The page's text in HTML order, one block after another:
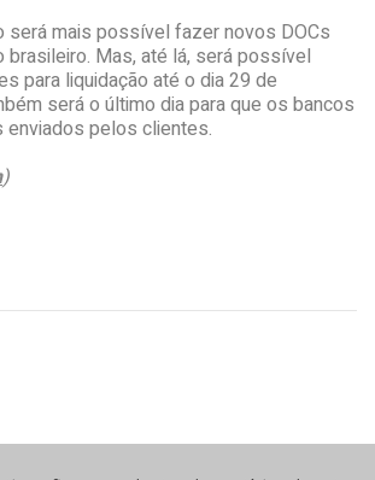
será mais possível fazer novos DOCs
brasileiro. Mas, até lá, será possível
para liquidação até o dia 29 de
será o último dia para que os bancos
enviados pelos clientes.
)